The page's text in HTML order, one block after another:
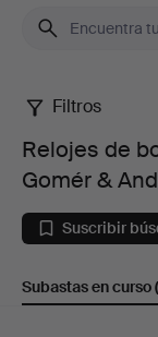
Relojes
de
bolsillo
Filtros
Relojes de
Gomér &
Suscribir
Subastas en curso